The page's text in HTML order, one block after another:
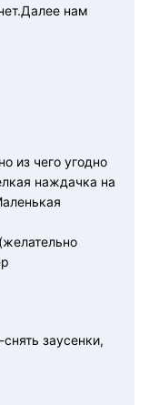
нам
из чего угодно
наждачка на
заусенки,